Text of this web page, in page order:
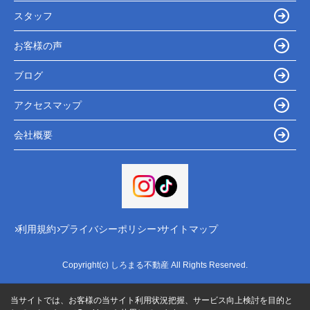
スタッフ
お客様の声
ブログ
アクセスマップ
会社概要
利用規約 プライバシーポリシー サイトマップ
Copyright(c) しろまる不動産 All Rights Reserved.
当サイトでは、お客様の当サイト利用状況把握、サービス向上検討を目的と